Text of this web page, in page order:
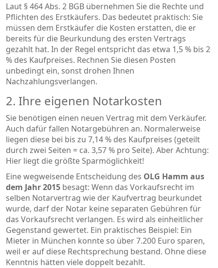
Laut § 464 Abs. 2 BGB übernehmen Sie die Rechte und
Pflichten des Erstkäufers. Das bedeutet praktisch: Sie
müssen dem Erstkäufer die Kosten erstatten, die er
bereits für die Beurkundung des ersten Vertrags
gezahlt hat. In der Regel entspricht das etwa 1,5 % bis 2
% des Kaufpreises. Rechnen Sie diesen Posten
unbedingt ein, sonst drohen Ihnen
Nachzahlungsverlangen.
2. Ihre eigenen Notarkosten
Sie benötigen einen neuen Vertrag mit dem Verkäufer.
Auch dafür fallen Notargebühren an. Normalerweise
liegen diese bei bis zu 7,14 % des Kaufpreises (geteilt
durch zwei Seiten = ca. 3,57 % pro Seite). Aber Achtung:
Hier liegt die größte Sparmöglichkeit!
Eine wegweisende Entscheidung des OLG Hamm aus
dem Jahr 2015 besagt: Wenn das Vorkaufsrecht im
selben Notarvertrag wie der Kaufvertrag beurkundet
wurde, darf der Notar keine separaten Gebühren für
das Vorkaufsrecht verlangen. Es wird als einheitlicher
Gegenstand gewertet. Ein praktisches Beispiel: Ein
Mieter in München konnte so über 7.200 Euro sparen,
weil er auf diese Rechtsprechung bestand. Ohne diese
Kenntnis hätten viele doppelt bezahlt.